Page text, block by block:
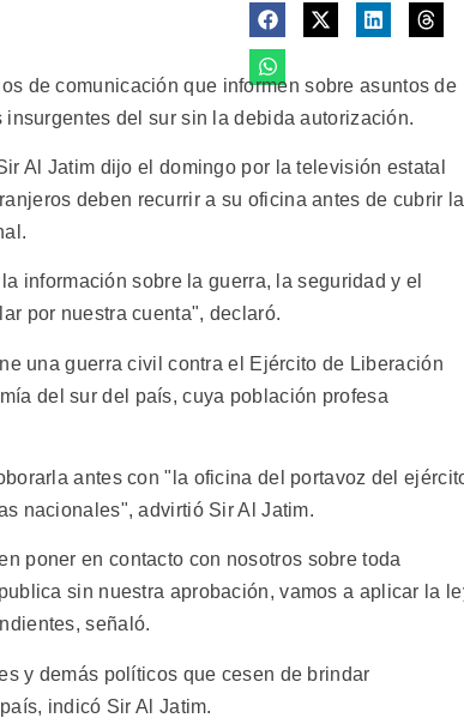
de comunicación que informen sobre asuntos de
del sur sin la debida autorización.
Al Jatim dijo el domingo por la televisión estatal
deben recurrir a su oficina antes de cubrir la
información sobre la guerra, la seguridad y el
por nuestra cuenta", declaró.
una guerra civil contra el Ejército de Liberación
del sur del país, cuya población profesa
antes con "la oficina del portavoz del
nacionales", advirtió Sir Al Jatim.
poner en contacto con nosotros sobre toda
sin nuestra aprobación, vamos a aplicar la
señaló.
y demás políticos que cesen de brindar
indicó Sir Al Jatim.